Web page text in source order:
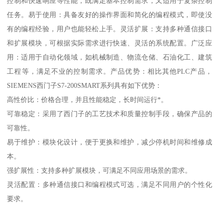
任务。易于使用：具备友好的操作界面和简化的编程模式，即使没
有的编程经验，用户也能轻松上手。灵活扩展：支持多种通信接口
和扩展模块，可根据实际需求进行快速、灵活的系统配置。广泛应
用：适用于自动化领域，如机械制造、物流仓储、石油化工、建筑
工程等，满足不业的控制需求。产品优势：相比其他PLC产品，
SIEMENS西门子S7-200SMART系列具有如下优势：
高性价比：价格合理，并且性能稳定，长时间运行*。
可靠稳定：采用了西门子的工艺技术和质量控制手段，确保产品的
可靠性。
易于维护：模块化设计，便于更换和维护，减少停机时间和维修成
本。
强扩展性：支持多种扩展模块，可满足不同应用场景的需求。
灵活配置：多种通信接口和编程模式可选，满足不同用户的个性化
要求。